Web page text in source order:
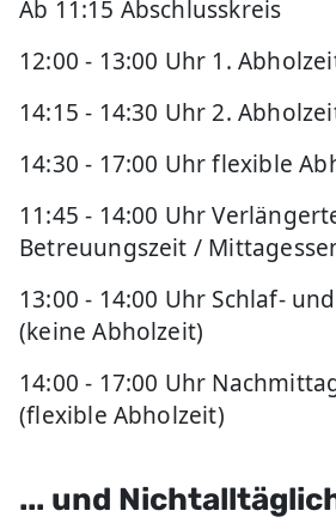
Ab 11:15 Abschlusskreis
12:00 - 13:00 Uhr 1.
14:15 - 14:30 Uhr 2.
14:30 - 17:00 Uhr flexible
11:45 - 14:00 Uhr
Betreuungszeit /
13:00 - 14:00 Uhr Schlaf-
(keine Abholzeit)
14:00 - 17:00 Uhr
(flexible Abholzeit)
... und